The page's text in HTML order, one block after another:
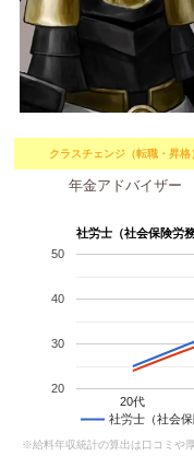
クラスチェンジ（転職・昇格）
年金アドバイザー
社労士（社会保険労
社労士（社会
20代
20
30
40
50
※給料年収統計の算出は口コミや